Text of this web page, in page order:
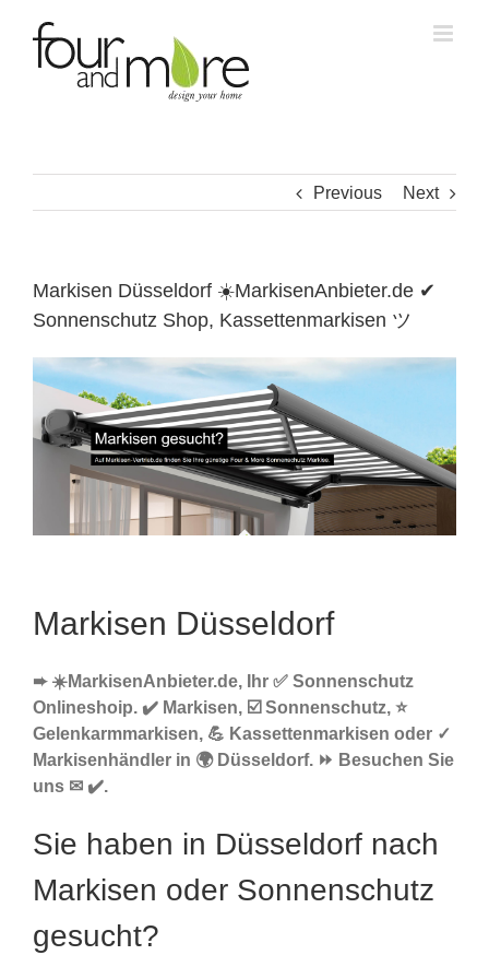
content
Previous Next
Markisen Düsseldorf ☀️MarkisenAnbieter.de ✔
Sonnenschutz Shop, Kassettenmarkisen ツ
Markisen Düsseldorf
➨ ☀️MarkisenAnbieter.de, Ihr ✅ Sonnenschutz
Onlineshoip. ✔️ Markisen, ☑️ Sonnenschutz, ⭐
Gelenkarmmarkisen, 💪 Kassettenmarkisen oder ✓
Markisenhändler in 🌍 Düsseldorf. ⏩ Besuchen Sie
uns ✉ ✔️.
Sie haben in Düsseldorf nach
Markisen oder Sonnenschutz
gesucht?